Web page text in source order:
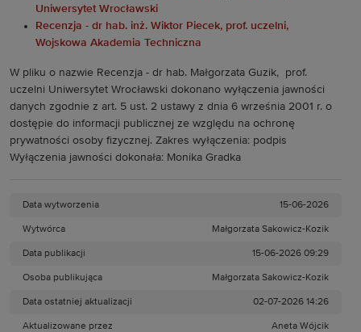
Uniwersytet Wrocławski
Recenzja - dr hab. inż. Wiktor Piecek, prof. uczelni,
Wojskowa Akademia Techniczna
W pliku o nazwie Recenzja - dr hab. Małgorzata Guzik, prof.
uczelni Uniwersytet Wrocławski dokonano wyłączenia jawności
danych zgodnie z art. 5 ust. 2 ustawy z dnia 6 września 2001 r. o
dostępie do informacji publicznej ze względu na ochronę
prywatności osoby fizycznej. Zakres wyłączenia: podpis
Wyłączenia jawności dokonała: Monika Gradka
Data wytworzenia 15-06-2026
Wytwórca Małgorzata Sakowicz-Kozik
Data publikacji 15-06-2026 09:29
Osoba publikująca Małgorzata Sakowicz-Kozik
Data ostatniej aktualizacji 02-07-2026 14:26
Aktualizowane przez Aneta Wójcik